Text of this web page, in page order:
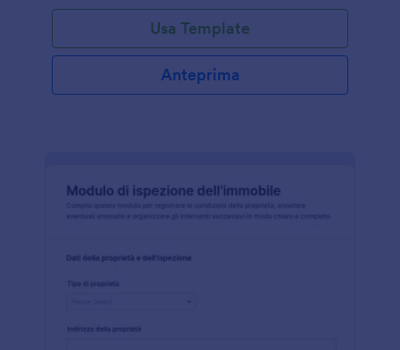
Usa Template
Anteprima